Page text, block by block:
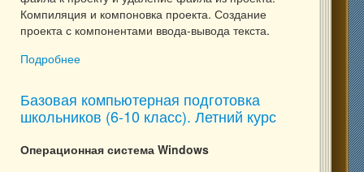
Компиляция и компоновка проекта. Создание
проекта с компонентами ввода-вывода текста.
Подробнее
Базовая компьютерная подготовка
школьников (6-10 класс). Летний курс
Операционная система Windows